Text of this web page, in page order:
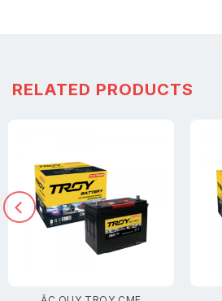
RELATED PRODUCTS